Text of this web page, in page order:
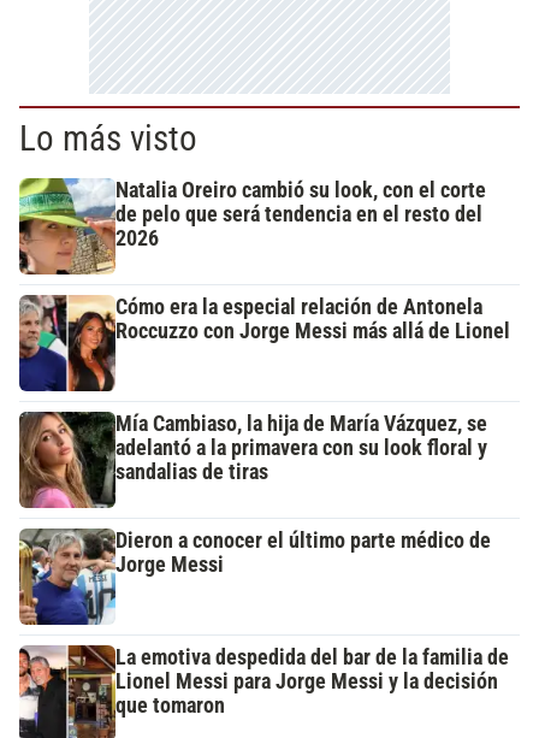
Lo más visto
Natalia Oreiro cambió su look, con el corte
de pelo que será tendencia en el resto del
2026
Cómo era la especial relación de Antonela
Roccuzzo con Jorge Messi más allá de Lionel
Mía Cambiaso, la hija de María Vázquez, se
adelantó a la primavera con su look floral y
sandalias de tiras
Dieron a conocer el último parte médico de
Jorge Messi
La emotiva despedida del bar de la familia de
Lionel Messi para Jorge Messi y la decisión
que tomaron